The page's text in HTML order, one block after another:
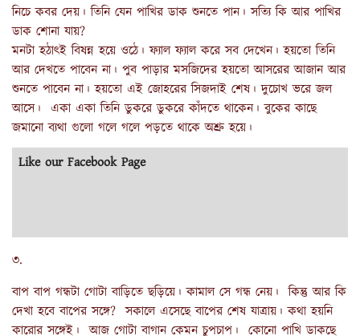
নিচে কবর দেয়। তিনি যেন পাখির ডাক শুনতে পান। সত্যি কি আর পাখির
ডাক শোনা যায়?
মনটা হঠাৎই বিষন্ন হয়ে ওঠে। ফ্যাল ফ্যাল করে সব দেখেন। হয়তো তিনি
আর দেখতে পাবেন না। পুব পাড়ার মসজিদের হয়তো আসরের আজান আর
শুনতে পাবেন না। হয়তো এই জোহরের সিজদাই শেষ। দুচোখ ভরে জল
আসে। একা একা তিনি ডুকরে ডুকরে কাঁদতে থাকেন। বুকের কাছে
জমানো ব্যথা গুলো গলে গলে পড়তে থাকে অশ্রু হয়ে।
Like our Facebook Page
৩.
বাপ বাপ গন্ধটা গোটা বাড়িতে ছড়িয়ে। কামাল সে গন্ধ নেয়। কিন্তু আর কি
দেখা হবে বাপের সঙ্গে? সকালে এসেছে বাপের শেষ যাত্রায়। কথা হয়নি
কারোর সঙ্গেই। আজ গোটা বাগান কেমন চুপচাপ। কোনো পাখি ডাকছে